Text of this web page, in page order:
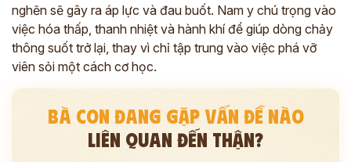
nghẽn sẽ gây ra áp lực và đau buốt. Nam y chú trọng vào
việc hóa thấp, thanh nhiệt và hành khí để giúp dòng chảy
thông suốt trở lại, thay vì chỉ tập trung vào việc phá vỡ
viên sỏi một cách cơ học.
BÀ CON ĐANG GẶP VẤN ĐỀ NÀO
LIÊN QUAN ĐẾN THẬN?